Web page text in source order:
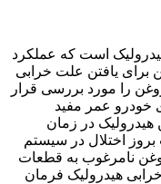
است که عملکرد
برای یافتن علت خرابی
را مورد بررسی قرار
خودرو عمر مفید
هیدرولیک در زمان
اختلال در سیستم
نامرغوب به قطعات
هیدرولیک فرمان